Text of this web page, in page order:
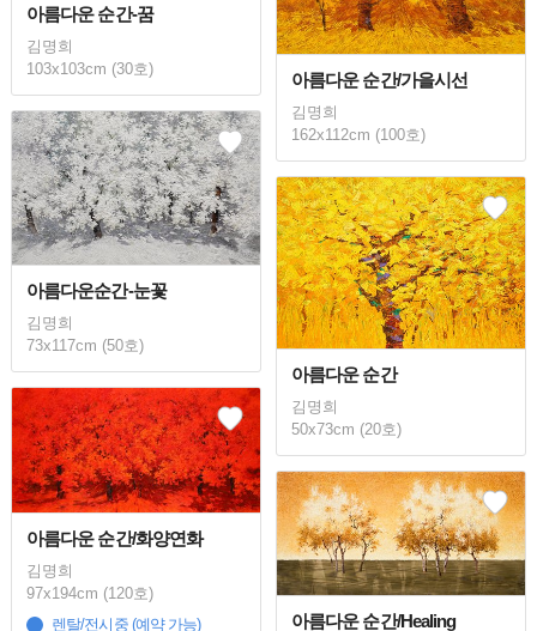
아름다운 순간/가을시선
김명희
162x112cm (100호)
아름다운 순간-꿈
김명희
103x103cm (30호)
아름다운순간-눈꽃
김명희
73x117cm (50호)
아름다운 순간
김명희
50x73cm (20호)
아름다운 순간/화양연화
김명희
97x194cm (120호)
렌탈/전시중 (예약 가능)
아름다운 순간/Healing